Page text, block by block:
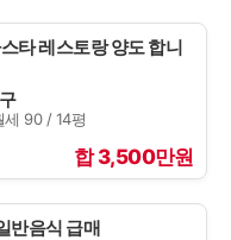
타 레스토랑 양도 합니
세 90 / 14평
합 3,500만원
반음식 급매